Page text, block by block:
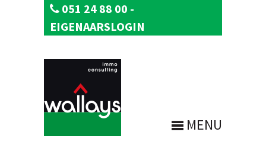
051 24 88 00 -
EIGENAARSLOGIN
MENU